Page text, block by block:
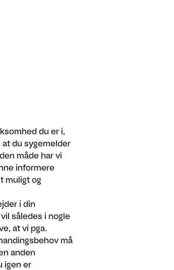
du er i,
du sygemelder
måde har vi
informere
muligt og
i din
således i nogle
at vi pga.
må
anden
igen er